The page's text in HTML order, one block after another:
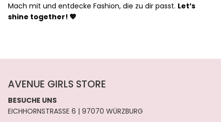
Mach mit und entdecke Fashion, die zu dir passt. Let’s
shine together! 💖
AVENUE GIRLS STORE
BESUCHE UNS
EICHHORNSTRASSE 6 | 97070 WÜRZBURG